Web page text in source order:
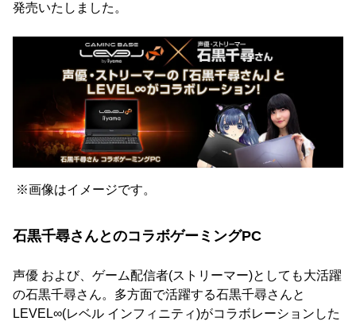
発売いたしました。
※画像はイメージです。
石黒千尋さんとのコラボゲーミングPC
声優 および、ゲーム配信者(ストリーマー)としても大活躍
の石黒千尋さん。多方面で活躍する石黒千尋さんと
LEVEL∞(レベル インフィニティ)がコラボレーションした